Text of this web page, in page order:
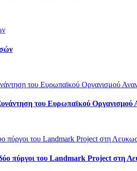
του Ευρωπαϊκού
πύργοι του Landmark Project στη